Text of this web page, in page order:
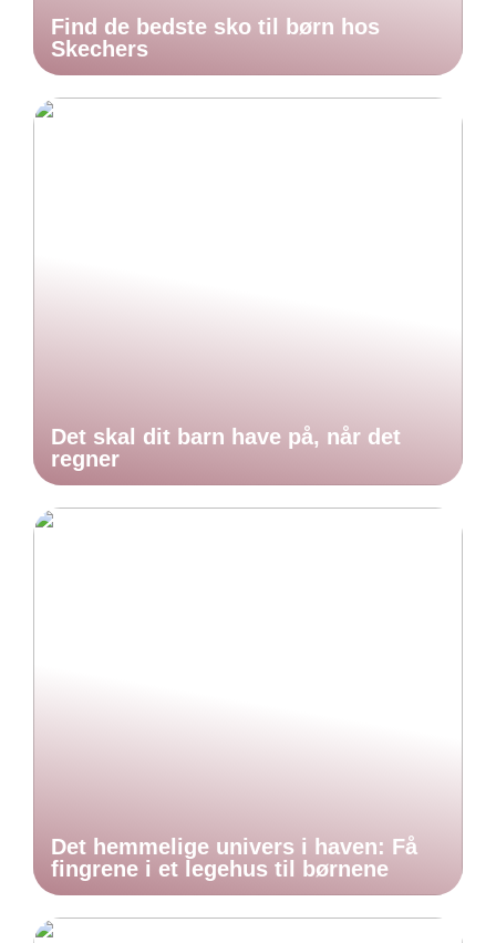
Find de bedste sko til børn hos
Skechers
Det skal dit barn have på, når det
regner
Det hemmelige univers i haven: Få
fingrene i et legehus til børnene